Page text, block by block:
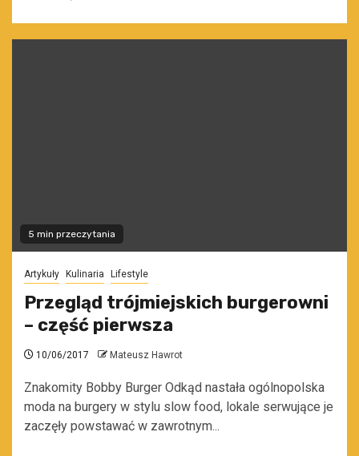
5 min przeczytania
Artykuły Kulinaria Lifestyle
Przegląd trójmiejskich burgerowni
– część pierwsza
10/06/2017 Mateusz Hawrot
Znakomity Bobby Burger Odkąd nastała ogólnopolska
moda na burgery w stylu slow food, lokale serwujące je
zaczęły powstawać w zawrotnym...